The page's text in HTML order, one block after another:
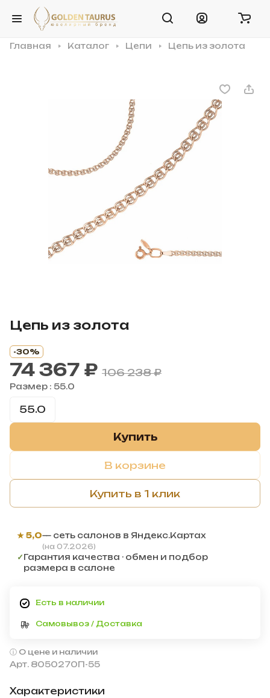
Главная Каталог Цепи Цепь из золота
Цепь из золота
Арт. 8050270П-55
Характеристики
-30%
74 367 ₽ 106 238 ₽
Размер : 55.0
55.0
Купить
В корзине
Купить в 1 клик
★ 5,0— сеть салонов в Яндекс.Картах
(на 07.2026)
✓Гарантия качества · обмен и подбор
размера в салоне
Есть в наличии
Самовывоз / Доставка
О цене и наличии